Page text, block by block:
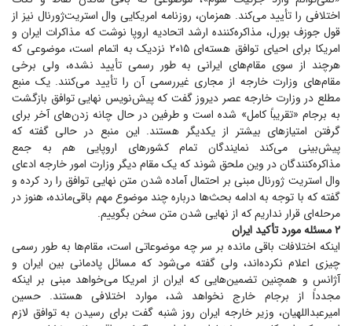
اختلافی را تأیید می‌کند. همزمان، روزنامه امریکایی وال استریت‌ژورنال نیز از
قول جوزف بورل، مذاکره‌کننده ارشد اتحادیه اروپا نوشت که مذاکرات ایران و
امریکا برای احیای توافق هسته‌ای ۲۰۱۵ نزدیک به اتمام است، موضوعی که
هرچند از سوی مقام‌های ایرانی به طور رسمی تأیید نشده، ولی برخی
مقام‌های وزارت خارجه از مجاری غیررسمی آن را تأیید می‌کنند. یک منبع
مطلع در وزارت خارجه عصر دیروز گفت که پیش‌نویس نهایی توافق بازگشت
به برجام «تقریباً کامل» شده است و طرفین در حال چانه زدن‌های آخر برای
گرفتن امتیاز‌های بیشتر از یکدیگر هستند. این منبع در حالی گفته که
پیش‌بینی می‌کند نمایندگان تمام کشور‌های اروپایی هم به جمع
مذاکره‌کنندگان در وین ملحق شوند که یک مقام دیگر وزارت امور خارجه ادعای
وال استریت ژورنال مبنی بر احتمال آماده شدن متن نهایی توافق را رد کرده و
گفته که با توجه به ادامه بحث‌ها درباره چند موضوع مهم باقی‌مانده، هنوز در
مرحله‌ای قرار نداریم که از نهایی شدن متن سخن بگوییم.
۲ مسئله مورد تأکید ایران
اینکه اختلافات باقی مانده بر سر چه موضوعاتی است، مقام‌ها به طور رسمی
چیزی اعلام نکرده‌اند، ولی گفته می‌شود که مسائل پادمانی بین ایران و
آژانس و همچنین تضمین‌هایی که ایران از امریکا می‌خواهد مبنی بر اینکه
مجدداً از برجام خارج نخواهد شد، موارد اختلافی هستند. حسین
امیرعبداللهیان، وزیر خارجه ایران روز شنبه گفت برای رسیدن به توافق لازم